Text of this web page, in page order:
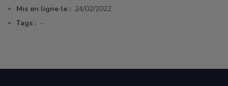
Mis en ligne le : 24/02/2022
Tags : -